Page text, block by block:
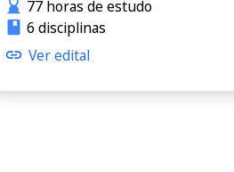
77 horas de estudo
6 disciplinas
Ver edital